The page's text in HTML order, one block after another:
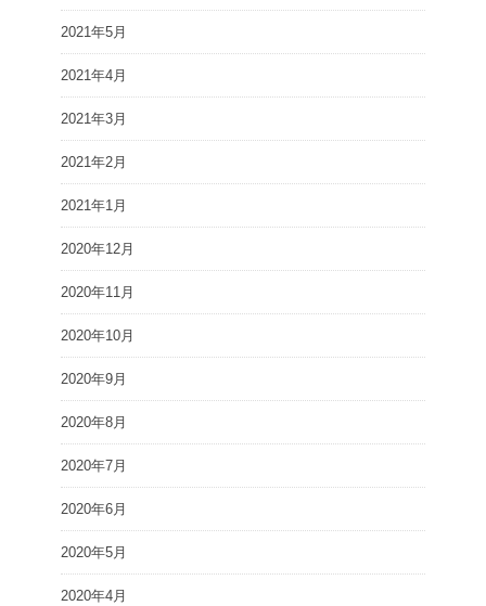
2021年5月
2021年4月
2021年3月
2021年2月
2021年1月
2020年12月
2020年11月
2020年10月
2020年9月
2020年8月
2020年7月
2020年6月
2020年5月
2020年4月